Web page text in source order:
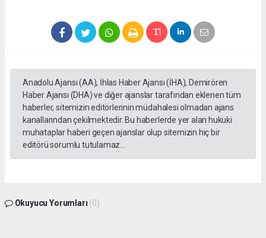
Anadolu Ajansı (AA), İhlas Haber Ajansı (İHA), Demirören
Haber Ajansı (DHA) ve diğer ajanslar tarafından eklenen tüm
haberler, sitemizin editörlerinin müdahalesi olmadan ajans
kanallarından çekilmektedir. Bu haberlerde yer alan hukuki
muhataplar haberi geçen ajanslar olup sitemizin hiç bir
editörü sorumlu tutulamaz...
Okuyucu Yorumları (0)